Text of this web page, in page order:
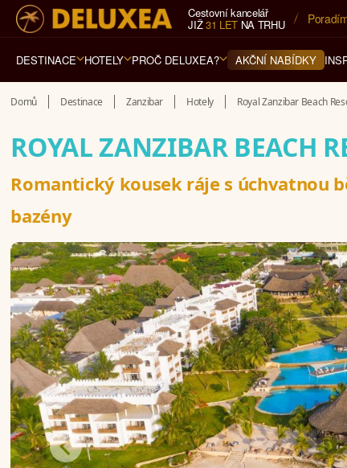
Cestovní kancelář
JIŽ31 LETNA TRHU 5*
DESTINACE HOTELY PROČ DELUXEA? AKČNÍ NABÍDKY
Domů Destinace Zanzibar Hotely Royal Zanzibar Beach
ROYAL ZANZIBAR BEACH
Romantický kousek ráje s úchvatnou
bazény